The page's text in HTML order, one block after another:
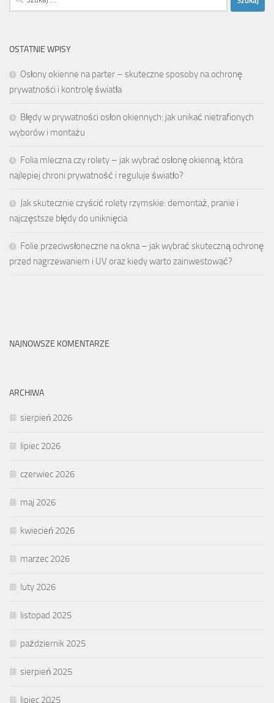
OSTATNIE WPISY
Osłony okienne na parter – skuteczne sposoby na ochronę
prywatności i kontrolę światła
Błędy w prywatności osłon okiennych: jak unikać nietrafionych
wyborów i montażu
Folia mleczna czy rolety – jak wybrać osłonę okienną, która
najlepiej chroni prywatność i reguluje światło?
Jak skutecznie czyścić rolety rzymskie: demontaż, pranie i
najczęstsze błędy do uniknięcia
Folie przeciwsłoneczne na okna – jak wybrać skuteczną ochronę
przed nagrzewaniem i UV oraz kiedy warto zainwestować?
NAJNOWSZE KOMENTARZE
ARCHIWA
sierpień 2026
lipiec 2026
czerwiec 2026
maj 2026
kwiecień 2026
marzec 2026
luty 2026
listopad 2025
październik 2025
sierpień 2025
lipiec 2025